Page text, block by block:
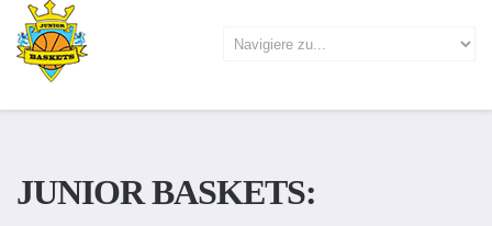
JUNIOR BASKETS: